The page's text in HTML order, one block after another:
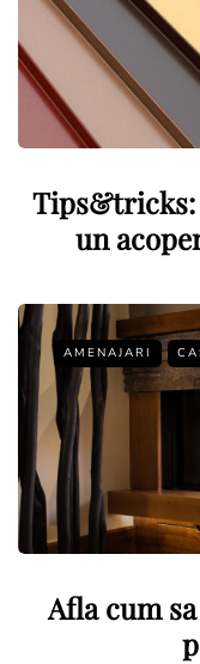
Tips&tricks:
un
AMENAJARI
Afla cum